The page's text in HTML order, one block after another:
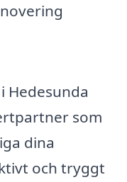
Hedesunda
som
dina
och tryggt